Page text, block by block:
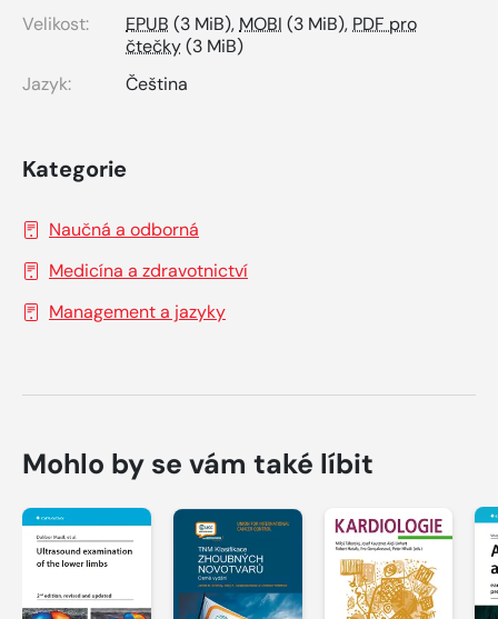
Velikost:
EPUB (3 MiB), MOBI (3 MiB), PDF pro
čtečky(3 MiB)
Jazyk:
Čeština
Kategorie
Naučná a odborná
Medicína a zdravotnictví
Management a jazyky
Mohlo by se vám také líbit